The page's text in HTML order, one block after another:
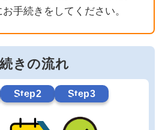
お手続きをしてください。
きの流れ
Step2 Step3